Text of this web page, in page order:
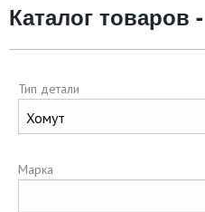
Каталог товаров
Тип детали
Марка